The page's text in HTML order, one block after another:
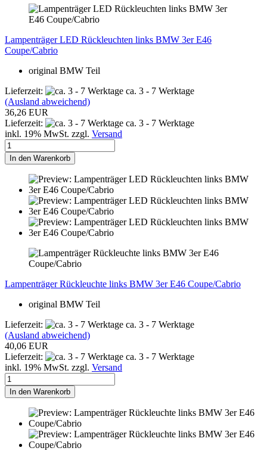
Lampenträger LED Rückleuchten links BMW 3er E46
Coupe/Cabrio
original BMW Teil
Lieferzeit:
ca. 3 - 7 Werktage
(Ausland abweichend)
36,26 EUR
Lieferzeit:
ca. 3 - 7 Werktage
inkl. 19% MwSt. zzgl. Versand
In den Warenkorb
Lampenträger Rückleuchte links BMW 3er E46 Coupe/Cabrio
original BMW Teil
Lieferzeit:
ca. 3 - 7 Werktage
(Ausland abweichend)
40,06 EUR
Lieferzeit:
ca. 3 - 7 Werktage
inkl. 19% MwSt. zzgl. Versand
In den Warenkorb